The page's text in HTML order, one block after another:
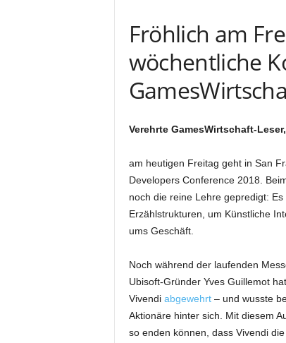
Fröhlich am
wöchentliche
Verehrte GamesWirtschaft-Leser,
am heutigen Freitag geht in San
Developers Conference 2018.
noch die reine Lehre gepredigt:
Erzählstrukturen, um Künstliche
ums Geschäft.
Noch während der laufenden
Ubisoft-Gründer Yves Guillemot
Vivendi abgewehrt– und wusste
Aktionäre hinter sich. Mit diesem
so enden können, dass Vivendi